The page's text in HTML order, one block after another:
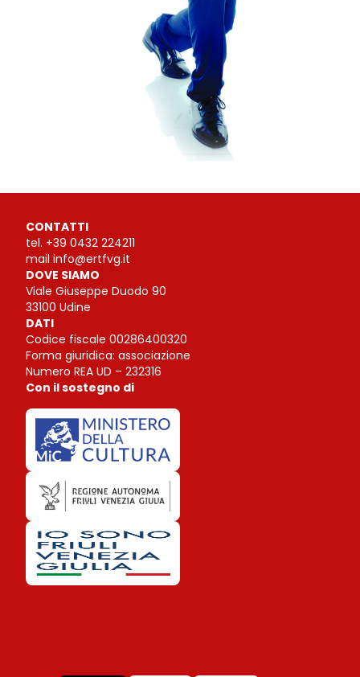
CONTATTI
tel. +39 0432 224211
mail info@ertfvg.it
DOVE SIAMO
Viale Giuseppe Duodo 90
33100 Udine
DATI
Codice fiscale 00286400320
Forma giuridica: associazione
Numero REA UD – 232316
Con il sostegno di